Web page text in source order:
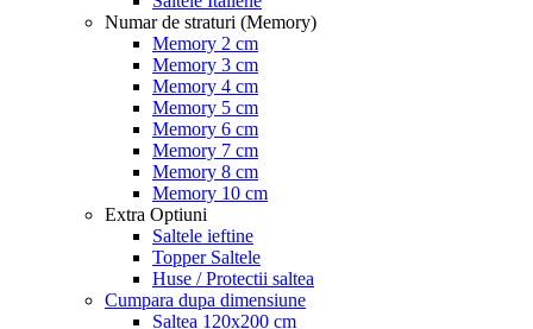
Numar de straturi (Memory)
Memory 2 cm
Memory 3 cm
Memory 4 cm
Memory 5 cm
Memory 6 cm
Memory 7 cm
Memory 8 cm
Memory 10 cm
Extra Optiuni
Saltele ieftine
Topper Saltele
Huse / Protectii saltea
Cumpara dupa dimensiune
Saltea 120x200 cm